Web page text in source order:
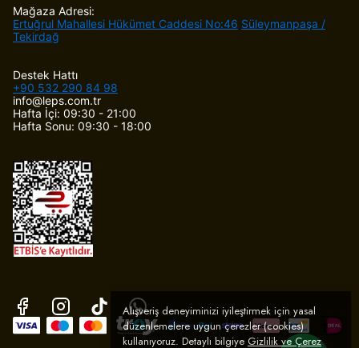
Alışveriş deneyiminizi iyileştirmek için yasal
düzenlemelere uygun çerezler (cookies)
kullanıyoruz. Detaylı bilgiye Gizlilik ve Çerez
Mağaza Adresi:
Ertuğrul Mahallesi Hükümet Caddesi No:46 Süleymanpaşa /
Tekirdağ
Destek Hattı
+90 532 290 84 98
info@leps.com.tr
Hafta İçi: 09:30 - 21:00
Hafta Sonu: 09:30 - 18:00